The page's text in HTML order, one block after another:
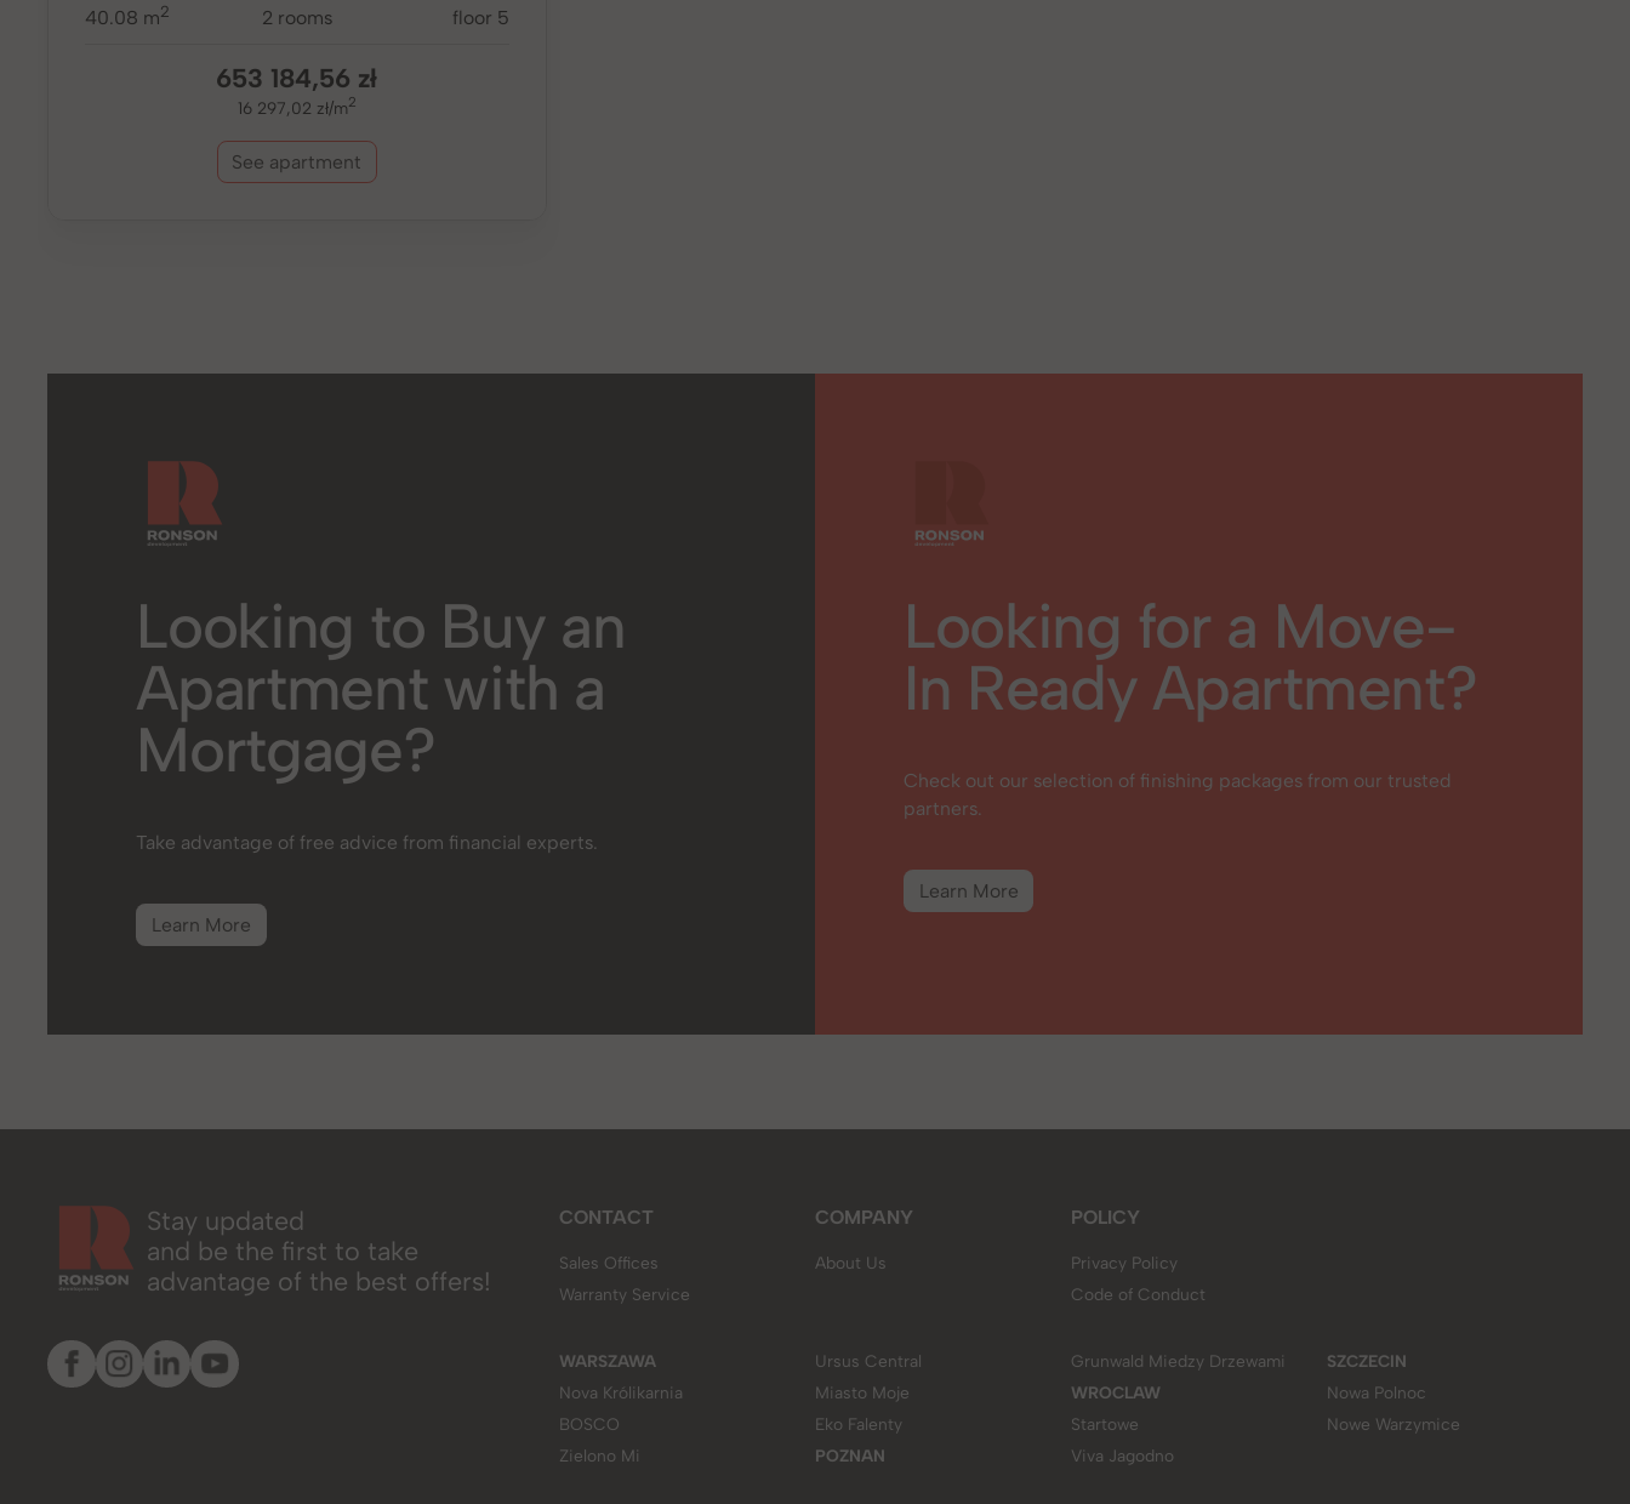
40.08 m2 2 rooms floor 5
653 184,56 zł
16 297,02 zł/m2
See apartment
Looking to Buy an
Apartment with a
Mortgage?
Take advantage of free advice from financial experts.
Learn More
Looking for a Move-
In Ready Apartment?
Check out our selection of finishing packages from our trusted
partners.
Learn More
Stay updated
and be the first to take
advantage of the best offers!
CONTACT
Sales Offices
Warranty Service
COMPANY
About Us
POLICY
Privacy Policy
Code of Conduct
WARSZAWA
Nova Królikarnia
BOSCO
Zielono Mi
Ursus Central
Miasto Moje
Eko Falenty
POZNAN
Grunwald Miedzy Drzewami
WROCLAW
Startowe
Viva Jagodno
SZCZECIN
Nowa Polnoc
Nowe Warzymice